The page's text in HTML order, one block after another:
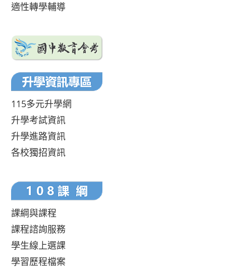
適性轉學輔導
115多元升學網
升學考試資訊
升學進路資訊
各校獨招資訊
課綱與課程
課程諮詢服務
學生線上選課
學習歷程檔案